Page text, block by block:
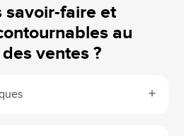
savoir-faire et
au
ventes ?